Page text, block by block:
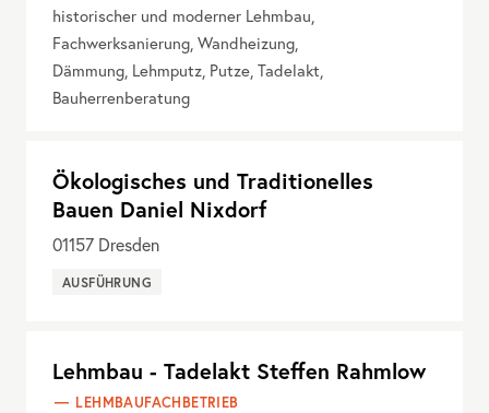
historischer und moderner Lehmbau,
Fachwerksanierung, Wandheizung,
Dämmung, Lehmputz, Putze, Tadelakt,
Bauherrenberatung
Ökologisches und Traditionelles
Bauen Daniel Nixdorf
01157 Dresden
AUSFÜHRUNG
Lehmbau - Tadelakt Steffen Rahmlow
LEHMBAUFACHBETRIEB